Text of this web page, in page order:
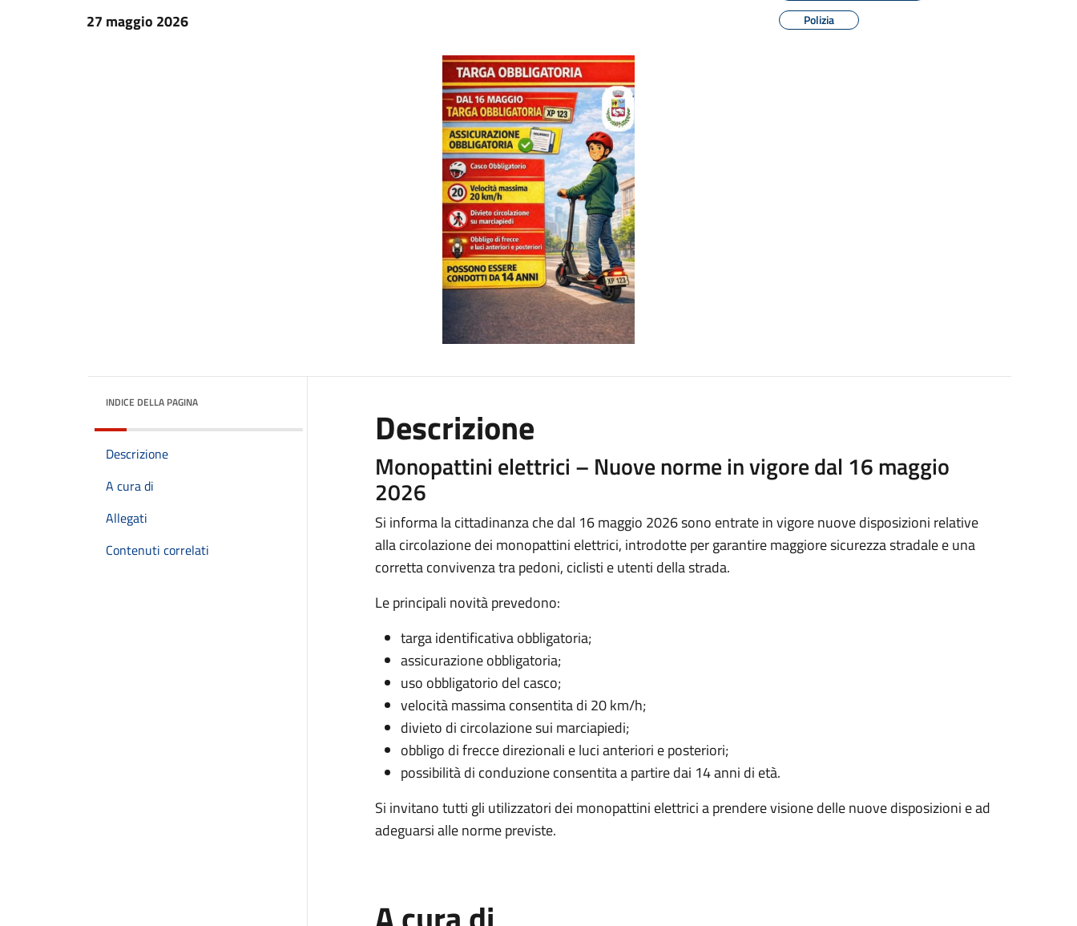
27 maggio 2026
Polizia
INDICE DELLA PAGINA
Descrizione
A cura di
Allegati
Contenuti correlati
Descrizione
Monopattini elettrici – Nuove norme in vigore dal 16 maggio
2026
Si informa la cittadinanza che dal 16 maggio 2026 sono entrate in vigore nuove disposizioni relative
alla circolazione dei monopattini elettrici, introdotte per garantire maggiore sicurezza stradale e una
corretta convivenza tra pedoni, ciclisti e utenti della strada.
Le principali novità prevedono:
targa identificativa obbligatoria;
assicurazione obbligatoria;
uso obbligatorio del casco;
velocità massima consentita di 20 km/h;
divieto di circolazione sui marciapiedi;
obbligo di frecce direzionali e luci anteriori e posteriori;
possibilità di conduzione consentita a partire dai 14 anni di età.
Si invitano tutti gli utilizzatori dei monopattini elettrici a prendere visione delle nuove disposizioni e ad
adeguarsi alle norme previste.